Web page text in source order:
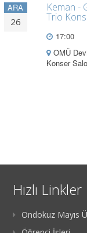
ARA
26
Keman -
Trio
17:00
OMÜ
Konser
Hızlı Linkler
Ondokuz Mayıs